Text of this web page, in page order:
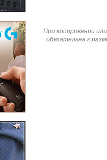
При копировании
обязательна к